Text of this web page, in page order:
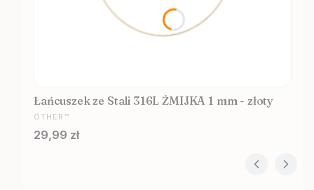
Łańcuszek ze Stali 316L ŻMIJKA 1 mm - złoty
PRODUCENT
OTHER™
Cena
29,99 zł